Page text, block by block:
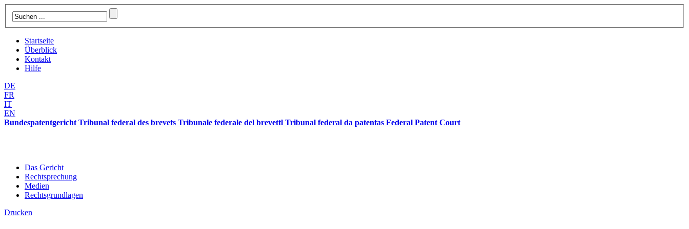
Startseite
Überblick
Kontakt
Hilfe
DE
FR
IT
EN
Bundespatentgericht Tribunal federal des brevets Tribunale federale del brevettl Tribunal federal da patentas Federal Patent Court
Das Gericht
Rechtsprechung
Medien
Rechtsgrundlagen
Drucken